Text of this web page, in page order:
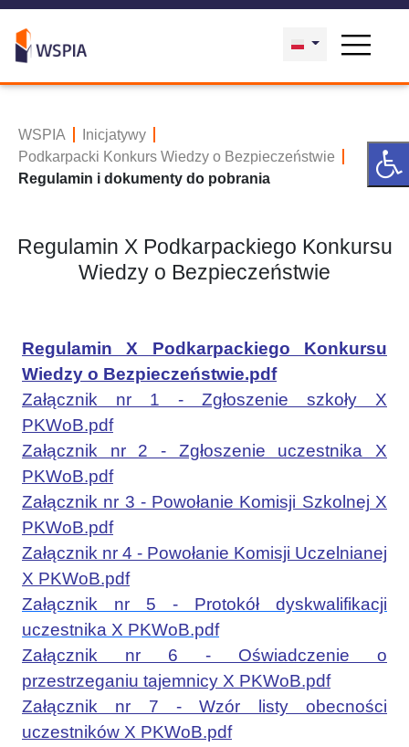
WSPIA
Inicjatywy
Podkarpacki Konkurs Wiedzy o Bezpieczeństwie
Regulamin i dokumenty do pobrania
Regulamin X Podkarpackiego Konkursu
Wiedzy o Bezpieczeństwie
Regulamin X Podkarpackiego Konkursu
Wiedzy o Bezpieczeństwie.pdf
Załącznik nr 1 - Zgłoszenie szkoły X
PKWoB.pdf
Załącznik nr 2 - Zgłoszenie uczestnika X
PKWoB.pdf
Załącznik nr 3 - Powołanie Komisji Szkolnej X
PKWoB.pdf
Załącznik nr 4 - Powołanie Komisji Uczelnianej
X PKWoB.pdf
Załącznik nr 5 - Protokół dyskwalifikacji
uczestnika X PKWoB.pdf
Załącznik nr 6 - Oświadczenie o
przestrzeganiu tajemnicy X PKWoB.pdf
Załącznik nr 7 - Wzór listy obecności
uczestników X PKWoB.pdf